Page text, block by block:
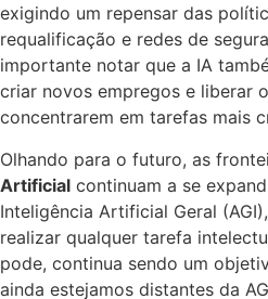
exigindo um repensar das
requalificação e redes de
importante notar que a IA
criar novos empregos e liberar
concentrarem em tarefas mais
Olhando para o futuro, as
Artificial continuam a se
Inteligência Artificial Geral
realizar qualquer tarefa
pode, continua sendo um
ainda estejamos distantes da